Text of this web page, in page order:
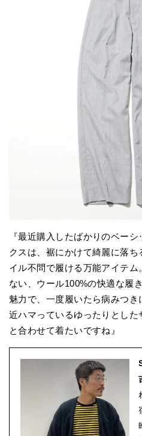
『最近購入したばかりのベー
クスは、裾にかけて綺麗に落
イル不問で履ける万能アイテ
ない、ウール100%の快適な履
魅力で、一度履いたら病みつ
近ハマっているゆったりとし
と合わせて着たいですね』